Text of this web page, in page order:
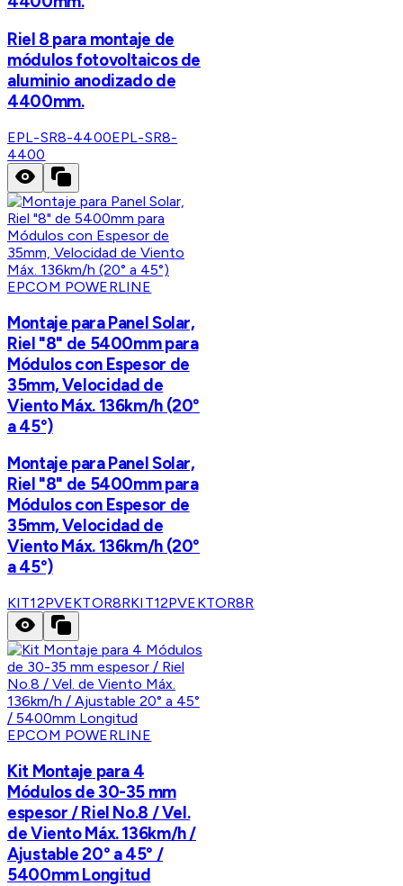
Riel 8 para montaje de
módulos fotovoltaicos de
aluminio anodizado de
4400mm.
EPL-SR8-4400EPL-SR8-
4400
EPCOM POWERLINE
Montaje para Panel Solar,
Riel "8" de 5400mm para
Módulos con Espesor de
35mm, Velocidad de
Viento Máx. 136km/h (20°
a 45°)
Montaje para Panel Solar,
Riel "8" de 5400mm para
Módulos con Espesor de
35mm, Velocidad de
Viento Máx. 136km/h (20°
a 45°)
KIT12PVEKTOR8RKIT12PVEKTOR8R
EPCOM POWERLINE
Kit Montaje para 4
Módulos de 30-35 mm
espesor / Riel No.8 / Vel.
de Viento Máx. 136km/h /
Ajustable 20° a 45° /
5400mm Longitud